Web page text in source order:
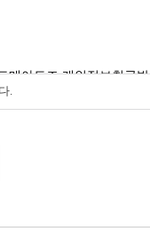
매아토즈 개인정보취급
.